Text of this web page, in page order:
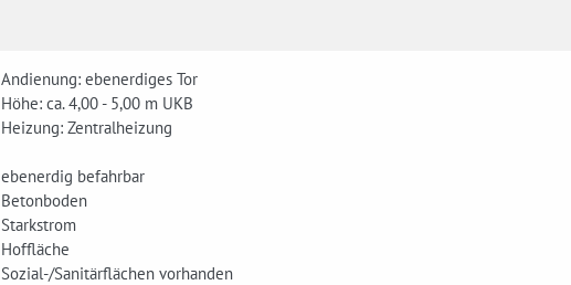
Andienung: ebenerdiges Tor
Höhe: ca. 4,00 - 5,00 m UKB
Heizung: Zentralheizung
ebenerdig befahrbar
Betonboden
Starkstrom
Hoffläche
Sozial-/Sanitärflächen vorhanden